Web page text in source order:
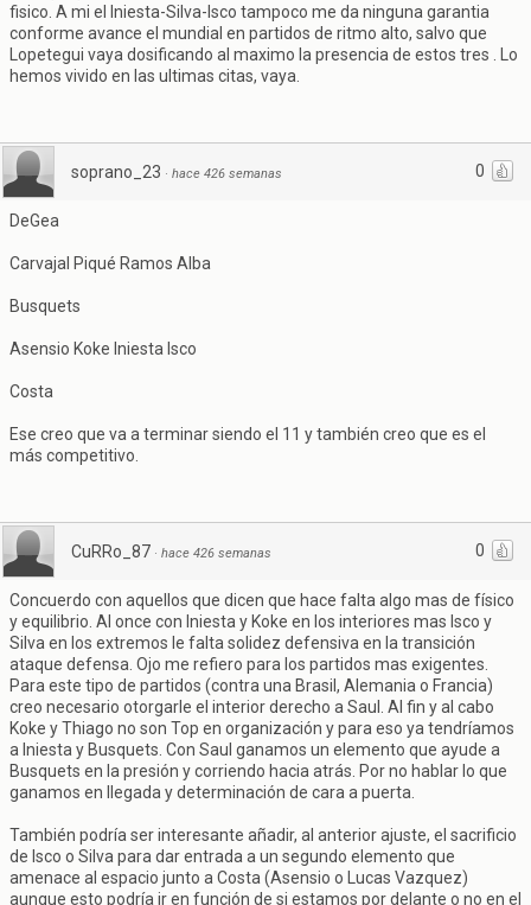
fisico. A mi el Iniesta-Silva-Isco tampoco me da ninguna garantia
conforme avance el mundial en partidos de ritmo alto, salvo que
Lopetegui vaya dosificando al maximo la presencia de estos tres . Lo
hemos vivido en las ultimas citas, vaya.
0
soprano_23 · hace 426 semanas
DeGea
Carvajal Piqué Ramos Alba
Busquets
Asensio Koke Iniesta Isco
Costa
Ese creo que va a terminar siendo el 11 y también creo que es el
más competitivo.
0
CuRRo_87 · hace 426 semanas
Concuerdo con aquellos que dicen que hace falta algo mas de físico
y equilibrio. Al once con Iniesta y Koke en los interiores mas Isco y
Silva en los extremos le falta solidez defensiva en la transición
ataque defensa. Ojo me refiero para los partidos mas exigentes.
Para este tipo de partidos (contra una Brasil, Alemania o Francia)
creo necesario otorgarle el interior derecho a Saul. Al fin y al cabo
Koke y Thiago no son Top en organización y para eso ya tendríamos
a Iniesta y Busquets. Con Saul ganamos un elemento que ayude a
Busquets en la presión y corriendo hacia atrás. Por no hablar lo que
ganamos en llegada y determinación de cara a puerta.
También podría ser interesante añadir, al anterior ajuste, el sacrificio
de Isco o Silva para dar entrada a un segundo elemento que
amenace al espacio junto a Costa (Asensio o Lucas Vazquez)
aunque esto podría ir en función de si estamos por delante o no en el